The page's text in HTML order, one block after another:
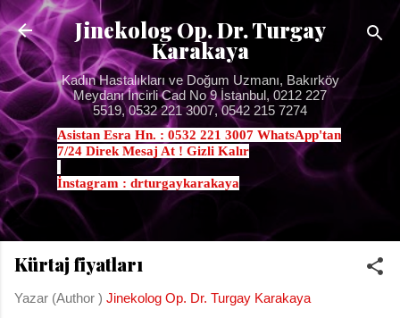
Ana içeriğe atla
Jinekolog Op. Dr. Turgay
Karakaya
Kadın Hastalıkları ve Doğum Uzmanı, Bakırköy
Meydanı İncirli Cad No 9 İstanbul, 0212 227
5519, 0532 221 3007, 0542 215 7274
Asistan Esra Hn. : 0532 221 3007 WhatsApp'tan
7/24 Direk Mesaj At ! Gizli Kalır
İnstagram : drturgaykarakaya
Kürtaj fiyatları
Yazar (Author ) Jinekolog Op. Dr. Turgay Karakaya